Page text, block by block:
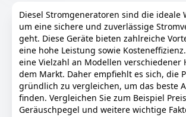
Spannung: 230V
Spannungsregelung: elektronisch AVR
2 x 230V VDE Steckdosen 16A
1 x 230V CEE Steckdosen 32A
1x 12V Ausgang 8,3A
Farbe Hersteller
Grau,gelb Pro-Lift-
Diesel Stromgeneratoren sind die ideale
um eine sichere und zuverlässige
geht. Diese Geräte bieten zahlreiche
eine hohe Leistung sowie
eine Vielzahl an Modellen verschiedener
dem Markt. Daher empfiehlt es sich, die
gründlich zu vergleichen, um das beste
finden. Vergleichen Sie zum Beispiel
Geräuschpegel und weitere wichtige